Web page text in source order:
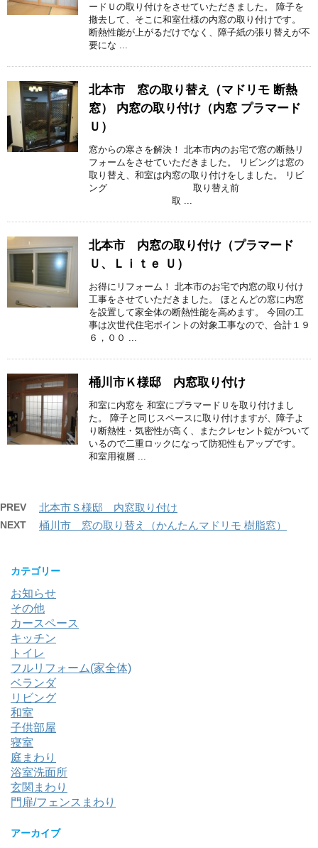
ードＵの取り付けをさせていただきました。 障子を
撤去して、そこに和室仕様の内窓の取り付けです。
断熱性能が上がるだけでなく、障子紙の張り替えが不
要にな ...
北本市 窓の取り替え（マドリモ 断熱
窓） 内窓の取り付け（内窓 プラマード
Ｕ）
窓からの寒さを解決！ 北本市内のお宅で窓の断熱リ
フォームをさせていただきました。 リビングは窓の
取り替え、和室は内窓の取り付けをしました。 リビ
ング 取り替え前
取 ...
北本市 内窓の取り付け（プラマード
Ｕ、Ｌｉｔｅ Ｕ）
お得にリフォーム！ 北本市のお宅で内窓の取り付け
工事をさせていただきました。 ほとんどの窓に内窓
を設置して家全体の断熱性能を高めます。 今回の工
事は次世代住宅ポイントの対象工事なので、合計１９
６，００ ...
桶川市Ｋ様邸 内窓取り付け
和室に内窓を 和室にプラマードＵを取り付けまし
た。 障子と同じスペースに取り付けますが、障子よ
り断熱性・気密性が高く、またクレセント錠がついて
いるので二重ロックになって防犯性もアップです。
和室用複層 ...
PREV 北本市Ｓ様邸 内窓取り付け
NEXT 桶川市 窓の取り替え（かんたんマドリモ 樹脂窓）
カテゴリー
お知らせ
その他
カースペース
キッチン
トイレ
フルリフォーム(家全体)
ベランダ
リビング
和室
子供部屋
寝室
庭まわり
浴室洗面所
玄関まわり
門扉/フェンスまわり
アーカイブ